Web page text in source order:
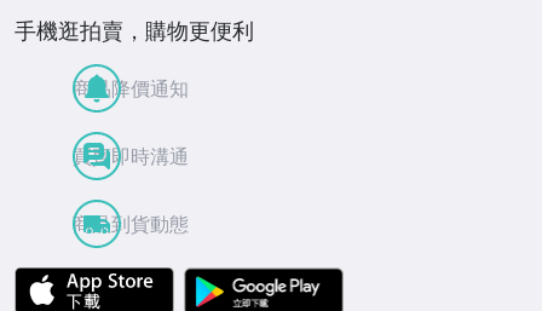
手機逛拍賣，購物更便利
商品降價通知
買賣即時溝通
商品到貨動態
APP Store